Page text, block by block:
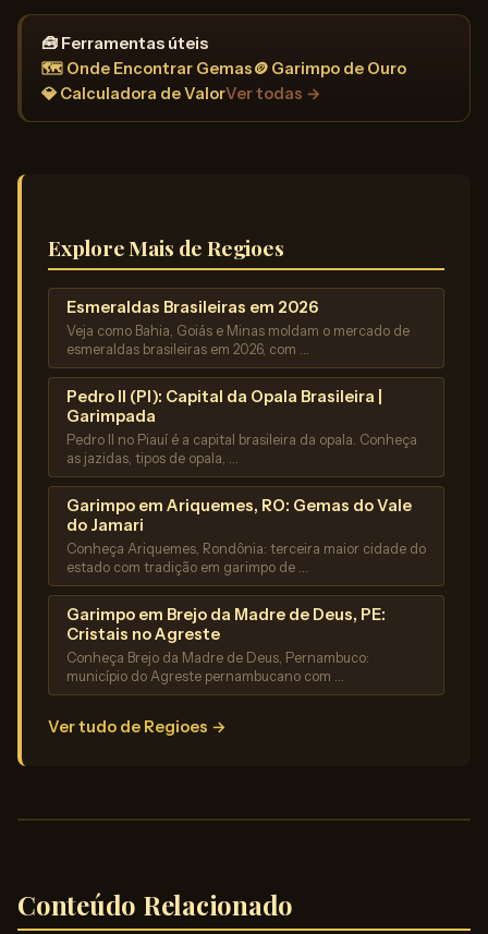
🧰 Ferramentas úteis
🗺️ Onde Encontrar Gemas🪙 Garimpo de Ouro
💎 Calculadora de ValorVer todas →
Explore Mais de Regioes
Esmeraldas Brasileiras em 2026
Veja como Bahia, Goiás e Minas moldam o mercado de
esmeraldas brasileiras em 2026, com …
Pedro II (PI): Capital da Opala Brasileira |
Garimpada
Pedro II no Piauí é a capital brasileira da opala. Conheça
as jazidas, tipos de opala, …
Garimpo em Ariquemes, RO: Gemas do Vale
do Jamari
Conheça Ariquemes, Rondônia: terceira maior cidade do
estado com tradição em garimpo de …
Garimpo em Brejo da Madre de Deus, PE:
Cristais no Agreste
Conheça Brejo da Madre de Deus, Pernambuco:
município do Agreste pernambucano com …
Ver tudo de Regioes →
Conteúdo Relacionado